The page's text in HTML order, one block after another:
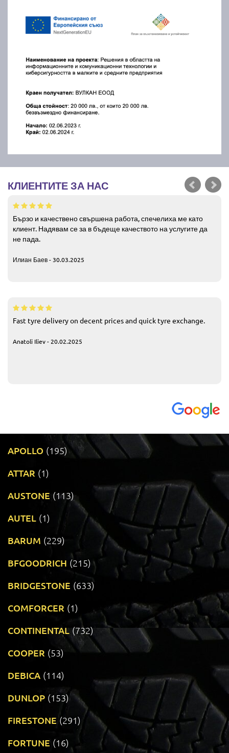
КЛИЕНТИТЕ ЗА НАС
Бързо и качествено свършена работа, спечелиха ме като
клиент. Надявам се за в бъдеще качеството на услугите да
не пада.
Илиан Баев - 30.03.2025
Fast tyre delivery on decent prices and quick tyre exchange.
Anatoli Iliev - 20.02.2025
APOLLO (195)
ATTAR (1)
AUSTONE (113)
AUTEL (1)
BARUM (229)
BFGOODRICH (215)
BRIDGESTONE (633)
COMFORCER (1)
CONTINENTAL (732)
COOPER (53)
DEBICA (114)
DUNLOP (153)
FIRESTONE (291)
FORTUNE (16)